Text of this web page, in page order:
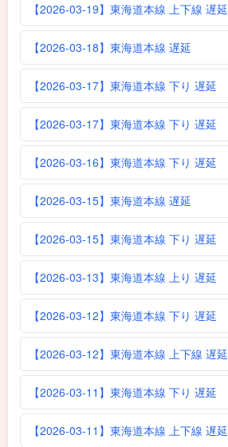
【2026-03-19】東海道本線 上下線 遅延
【2026-03-18】東海道本線 遅延
【2026-03-17】東海道本線 下り 遅延
【2026-03-17】東海道本線 下り 遅延
【2026-03-16】東海道本線 下り 遅延
【2026-03-15】東海道本線 遅延
【2026-03-15】東海道本線 下り 遅延
【2026-03-13】東海道本線 上り 遅延
【2026-03-12】東海道本線 下り 遅延
【2026-03-12】東海道本線 上下線 遅延
【2026-03-11】東海道本線 下り 遅延
【2026-03-11】東海道本線 上下線 遅延